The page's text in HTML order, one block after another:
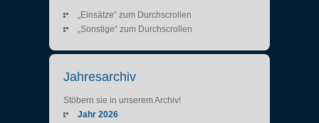
„Einsätze“ zum Durchscrollen
„Sonstige“ zum Durchscrollen
Jahresarchiv
Stöbern sie in unserem Archiv!
Jahr 2026